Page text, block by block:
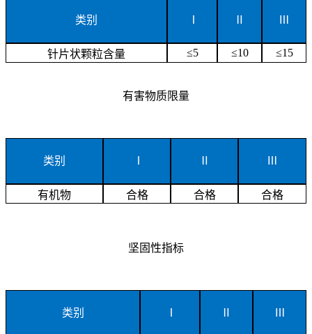
类别
针片状颗粒含量 ≤5 ≤10 ≤15
有害物质限量
类别
有机物 合格 合格 合格
坚固性指标
类别